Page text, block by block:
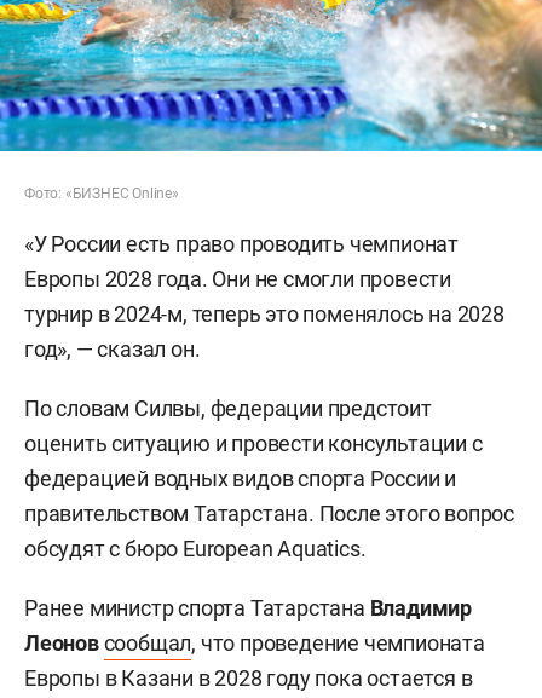
Фото: «БИЗНЕС Online»
«У России есть право проводить чемпионат
Европы 2028 года. Они не смогли провести
турнир в 2024-м, теперь это поменялось на 2028
год», — сказал он.
По словам Силвы, федерации предстоит
оценить ситуацию и провести консультации с
федерацией водных видов спорта России и
правительством Татарстана. После этого вопрос
обсудят с бюро European Aquatics.
Ранее министр спорта Татарстана Владимир
Леоновсообщал, что проведение чемпионата
Европы в Казани в 2028 году пока остается в